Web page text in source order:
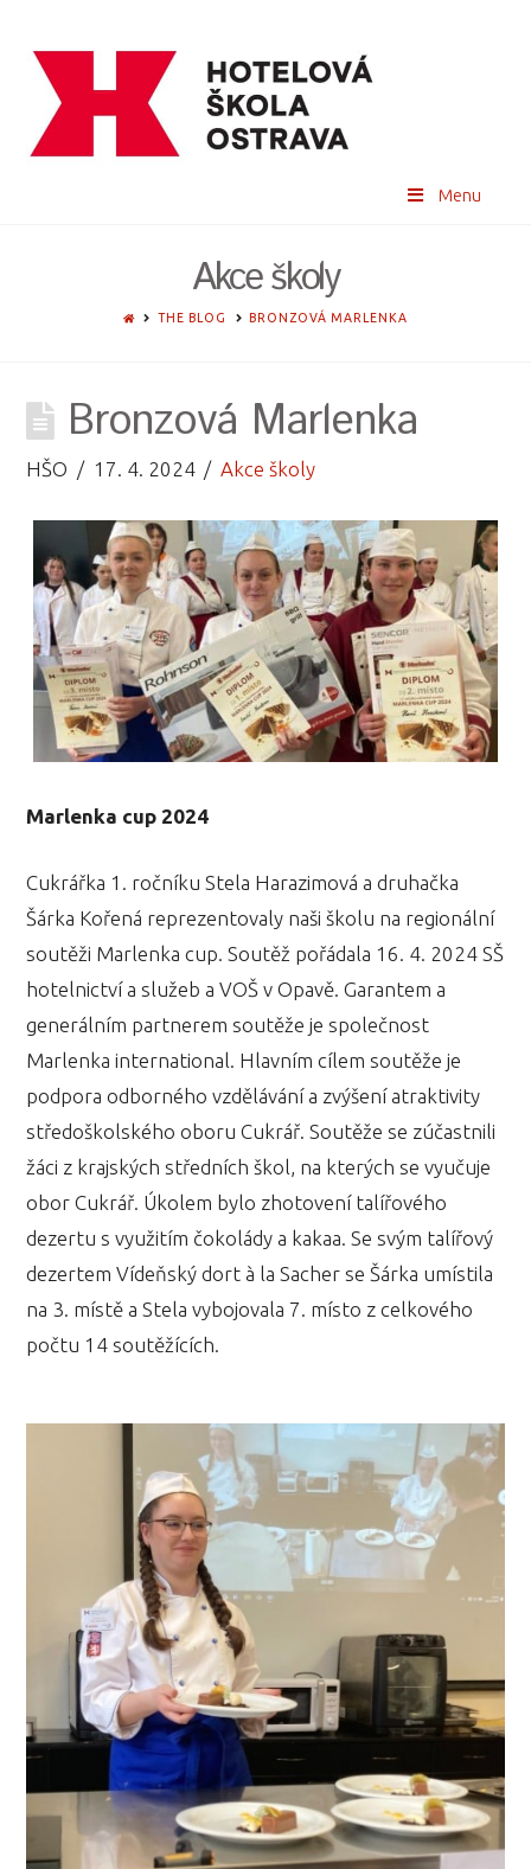
Menu
Akce školy
HOMETHE BLOG BRONZOVÁ MARLENKA
Bronzová Marlenka
HŠO 17. 4. 2024 Akce školy
Marlenka cup 2024
Cukrářka 1. ročníku Stela Harazimová a druhačka
Šárka Kořená reprezentovaly naši školu na regionální
soutěži Marlenka cup. Soutěž pořádala 16. 4. 2024 SŠ
hotelnictví a služeb a VOŠ v Opavě. Garantem a
generálním partnerem soutěže je společnost
Marlenka international. Hlavním cílem soutěže je
podpora odborného vzdělávání a zvýšení atraktivity
středoškolského oboru Cukrář. Soutěže se zúčastnili
žáci z krajských středních škol, na kterých se vyučuje
obor Cukrář. Úkolem bylo zhotovení talířového
dezertu s využitím čokolády a kakaa. Se svým talířový
dezertem Vídeňský dort à la Sacher se Šárka umístila
na 3. místě a Stela vybojovala 7. místo z celkového
počtu 14 soutěžících.